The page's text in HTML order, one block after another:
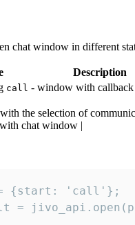
chat window in different
Description
call - window with callback
the selection of
chat window |
= {start: 'call'};
=